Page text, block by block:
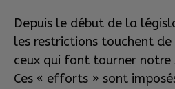
Depuis le début de la
les restrictions touchent
ceux qui font tourner notre
Ces « efforts » sont